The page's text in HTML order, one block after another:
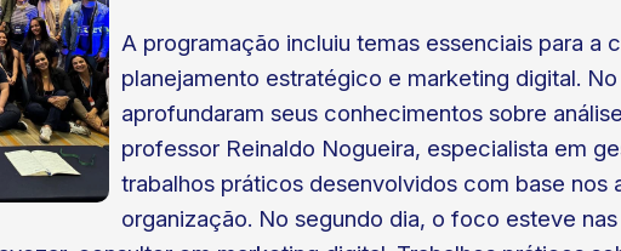
A programação incluiu temas essenciais para a
planejamento estratégico e marketing digital.
aprofundaram seus conhecimentos sobre
professor Reinaldo Nogueira, especialista em
trabalhos práticos desenvolvidos com base nos
organização. No segundo dia, o foco esteve